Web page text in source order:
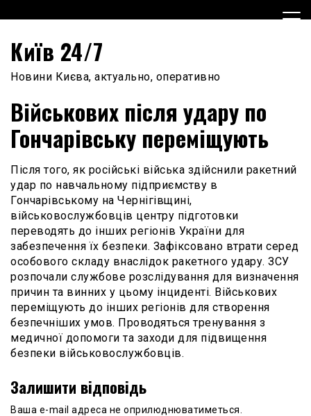
to
Київ 24/7
Новини Києва, актуально, оперативно
Військових після удару по
Гончарівську переміщують
Після того, як російські війська здійснили ракетний
удар по навчальному підприємству в
Гончарівському на Чернігівщині,
військовослужбовців центру підготовки
переводять до інших регіонів України для
забезпечення їх безпеки. Зафіксовано втрати серед
особового складу внаслідок ракетного удару. ЗСУ
розпочали службове розслідування для визначення
причин та винних у цьому інциденті. Військових
переміщують до інших регіонів для створення
безпечніших умов. Проводяться тренування з
медичної допомоги та заходи для підвищення
безпеки військовослужбовців.
Залишити відповідь
Ваша e-mail адреса не оприлюднюватиметься.